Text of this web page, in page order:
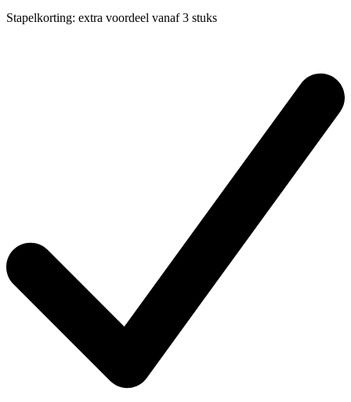
Stapelkorting: extra voordeel vanaf 3 stuks